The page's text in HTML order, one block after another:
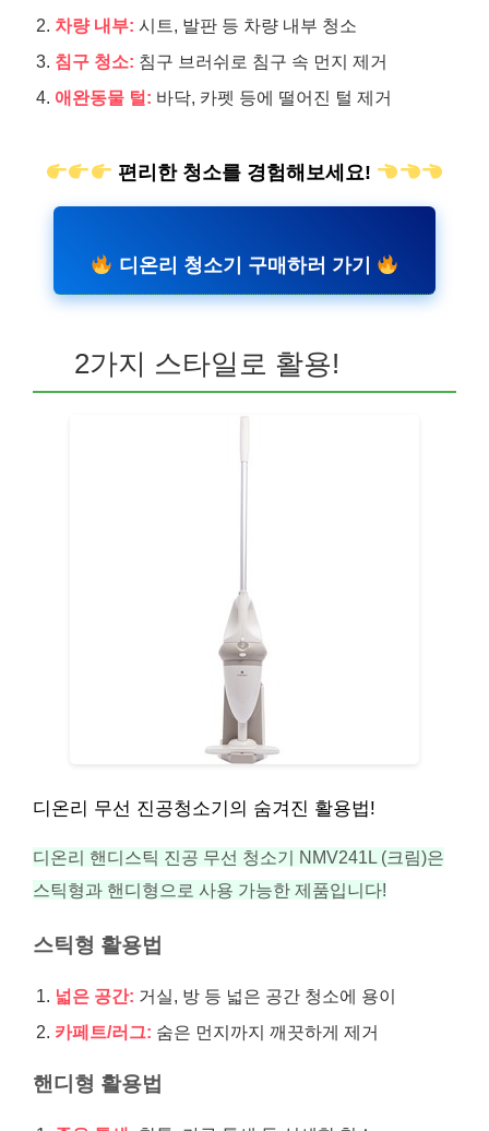
차량 내부: 시트, 발판 등 차량 내부 청소
침구 청소: 침구 브러쉬로 침구 속 먼지 제거
애완동물 털: 바닥, 카펫 등에 떨어진 털 제거
편리한 청소를 경험해보세요!
디온리 청소기 구매하러 가기
2가지 스타일로 활용!
디온리 무선 진공청소기의 숨겨진 활용법!
디온리 핸디스틱 진공 무선 청소기 NMV241L (크림)은
스틱형과 핸디형으로 사용 가능한 제품입니다!
스틱형 활용법
넓은 공간: 거실, 방 등 넓은 공간 청소에 용이
카페트/러그: 숨은 먼지까지 깨끗하게 제거
핸디형 활용법